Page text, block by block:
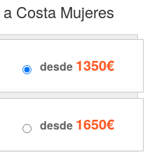
Costa Mujeres
desde 1350€
desde 1650€